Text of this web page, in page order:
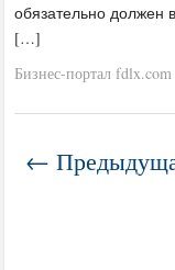
обязательно должен
[…]
Бизнес-портал fdlx.com
←